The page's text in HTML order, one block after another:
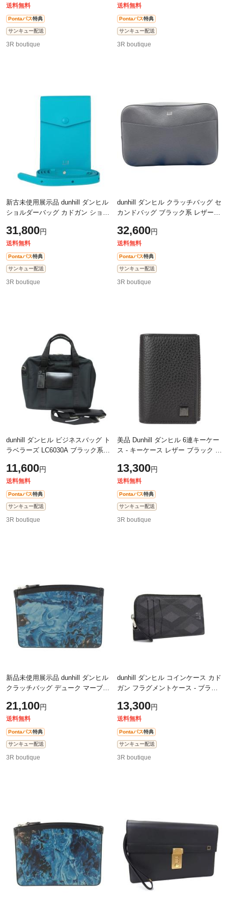
送料無料
Pontaパス特典
サンキュー配送
3R boutique
送料無料
Pontaパス特典
サンキュー配送
3R boutique
新古未使用展示品 dunhill ダンヒル
ショルダーバッグ カドガン ショル
セックス ミニバッグ クロスボ
31,800円
送料無料
Pontaパス特典
サンキュー配送
3R boutique
dunhill ダンヒル クラッチバッグ セ
カンドバッグ ブラック系 レザー
クラッチバッグ 美品【本物保証
32,600円
送料無料
Pontaパス特典
サンキュー配送
3R boutique
dunhill ダンヒル ビジネスバッグ ト
ラベラーズ LC6030A ブラック系
ョルダーバッグ シルバー金具【本
物
11,600円
送料無料
Pontaパス特典
サンキュー配送
3R boutique
美品 Dunhill ダンヒル 6連キーケー
ス - キーケース レザー ブラック 三
13,300円
送料無料
Pontaパス特典
サンキュー配送
3R boutique
新品未使用展示品 dunhill ダンヒル
クラッチバッグ デューク マーブル
DU19R3850MR472 ブルー レザー
メンズ
21,100円
送料無料
Pontaパス特典
サンキュー配送
3R boutique
dunhill ダンヒル コインケース カド
ガン フラグメントケース - ブラッ
金具【本物保証】
13,300円
送料無料
Pontaパス特典
サンキュー配送
3R boutique